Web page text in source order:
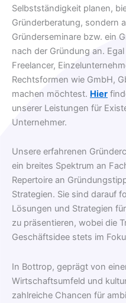
Selbstständigkeit planen,
Gründerberatung, sondern
Gründerseminare bzw. ein
nach der Gründung an.
Freelancer,
Rechtsformen wie GmbH,
machen möchtest. Hier
unserer Leistungen für
Unternehmer.
Unsere erfahrenen
ein breites Spektrum an
Repertoire an
Strategien. Sie sind darauf
Lösungen und Strategien
zu präsentieren, wobei die
Geschäftsidee stets im
In Bottrop, geprägt von
Wirtschaftsumfeld und
zahlreiche Chancen für